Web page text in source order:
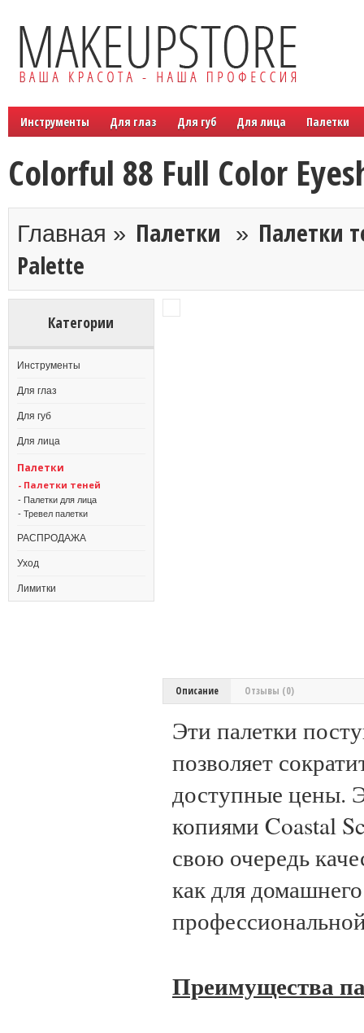
Инструменты Для глаз Для губ Для лица Палетки
Colorful 88 Full Color
Главная » Палетки » Палетки
Palette
Категории
Инструменты
Для глаз
Для губ
Для лица
Палетки
- Палетки теней
- Палетки для лица
- Тревел палетки
РАСПРОДАЖА
Уход
Лимитки
Описание Отзывы (0)
Эти палетки
позволяет
доступные цены.
копиями Coastal
свою очередь
как для
Преимущества